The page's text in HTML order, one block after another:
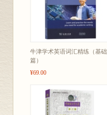
牛津学术英语词汇精练（基础
篇）
¥69.00